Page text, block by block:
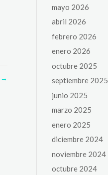
→
mayo 2026
abril 2026
febrero 2026
enero 2026
octubre 2025
septiembre 2025
junio 2025
marzo 2025
enero 2025
diciembre 2024
noviembre 2024
octubre 2024